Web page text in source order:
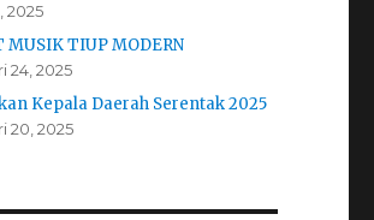
2025
MUSIK TIUP MODERN
24, 2025
Kepala Daerah Serentak 2025
20, 2025